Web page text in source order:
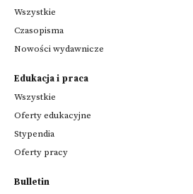
Wszystkie
Czasopisma
Nowości wydawnicze
Edukacja i praca
Wszystkie
Oferty edukacyjne
Stypendia
Oferty pracy
Bulletin